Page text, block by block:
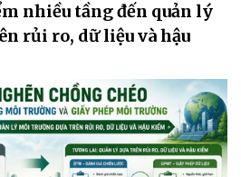
nhiều tầng đến quản lý
rủi ro, dữ liệu và hậu